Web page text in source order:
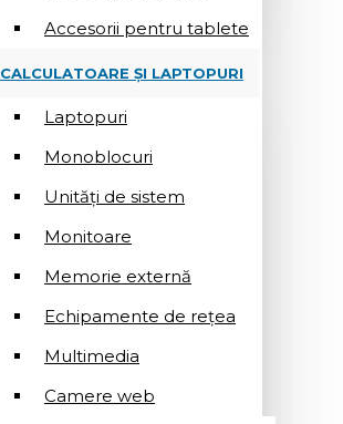
Accesorii pentru tablete
CALCULATOARE ȘI LAPTOPURI
Laptopuri
Monoblocuri
Unități de sistem
Monitoare
Memorie externă
Echipamente de rețea
Multimedia
Camere web